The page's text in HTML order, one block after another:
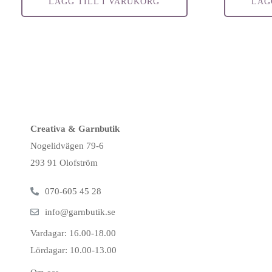
Creativa & Garnbutik
Nogelidvägen 79-6
293 91 Olofström
070-605 45 28
info@garnbutik.se
Vardagar: 16.00-18.00
Lördagar: 10.00-13.00